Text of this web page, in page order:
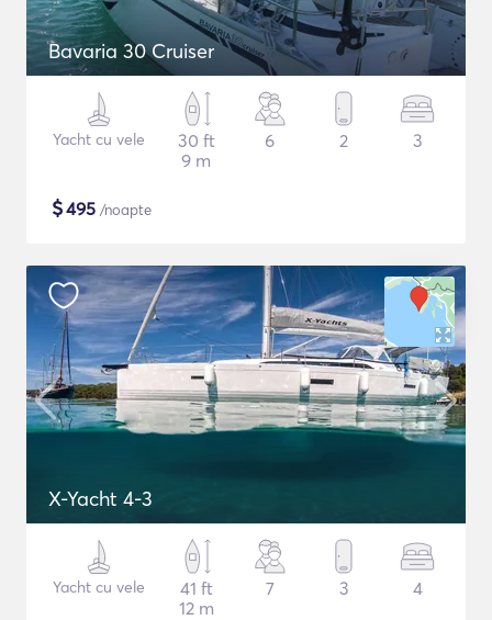
Bavaria 30 Cruiser
Yacht cu vele
30 ft
9 m
6 2 3
$495 /noapte
X-Yacht 4-3
Yacht cu vele
41 ft
12 m
7 3 4